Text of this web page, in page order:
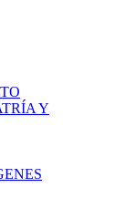
Y